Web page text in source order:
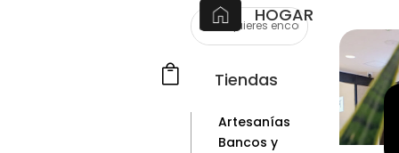
 Tiendas
Artesanías
Bancos y
HOGAR